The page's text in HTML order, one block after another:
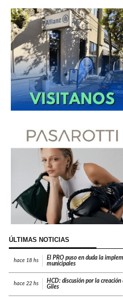
ÚLTIMAS NOTICIAS
hace 18 hs
El PRO puso en duda la
municipales
hace 22 hs
HCD: discusión por la
Giles